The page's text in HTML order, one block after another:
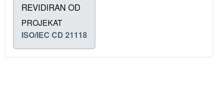
REVIDIRAN OD
PROJEKAT
ISO/IEC CD 21118